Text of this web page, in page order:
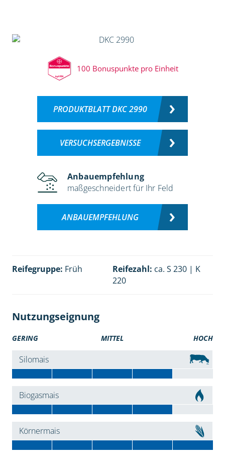
100 Bonuspunkte pro Einheit
PRODUKTBLATT DKC 2990
VERSUCHSERGEBNISSE
Anbauempfehlung
maßgeschneidert für Ihr Feld
ANBAUEMPFEHLUNG
Reifegruppe: Früh Reifezahl: ca. S 230 | K
220
Nutzungseignung
GERING MITTEL HOCH
Silomais
Biogasmais
Körnermais